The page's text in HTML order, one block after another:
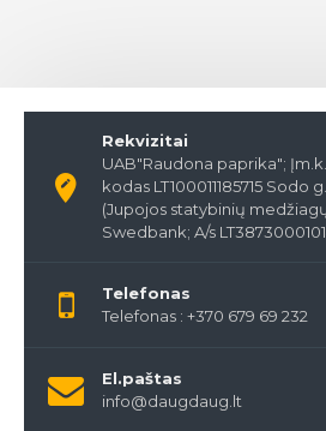
Rekvizitai
UAB"Raudona paprika";
kodas LT100011185715 Sodo
(Jupojos statybinių
Swedbank; A/s
Telefonas
Telefonas : +370 679 69 232
El.paštas
info@daugdaug.lt